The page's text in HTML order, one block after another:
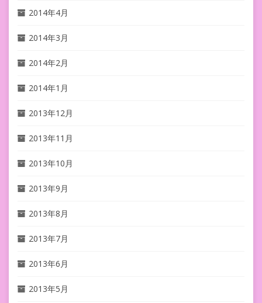
2014年4月
2014年3月
2014年2月
2014年1月
2013年12月
2013年11月
2013年10月
2013年9月
2013年8月
2013年7月
2013年6月
2013年5月